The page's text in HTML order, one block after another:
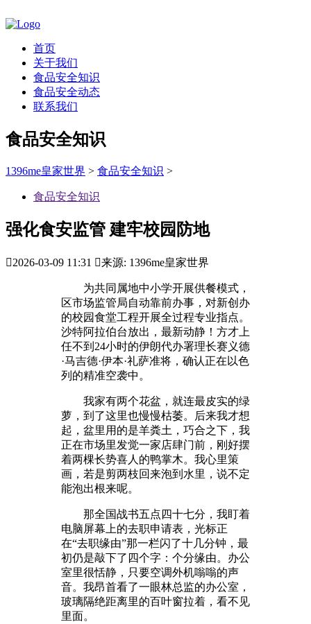
首页
关于我们
食品安全知识
食品安全动态
联系我们
食品安全知识
1396me皇家世界 > 食品安全知识 >
食品安全知识
强化食安监管 建牢校园防地
2026-03-09 11:31 来源: 1396me皇家世界
为共同属地中小学开展供餐模式，
区市场监管局自动靠前办事，对新创办
的校园食堂工程开展全过程专业指点。
沙特阿拉伯台放出，最新动静！方才上
任不到24小时的伊朗代办署理长赛义德
·马吉德·伊本·礼萨准将，确认正在以色
列的精准空袭中。
我家有两个花盆，就连最皮实的绿
萝，到了这里也慢慢枯萎。后来我才想
起，盆里用的是羊粪土，巧合之下，我
正在市场里发觉一家店肆门前，刚好摆
着两棵长势喜人的鸭掌木。我心里策
画，若是剪两枝回来泡到水里，说不定
能泡出根来呢。
那全国战书五点四十七分，我盯着
电脑屏幕上的去职申请表，光标正
在“去职缘由”那一栏闪了十几分钟，最
初仍是敲下了四个字：个分缘由。办公
室里很恬静，只要空调外机嗡嗡的声
音。我昂首看了一眼林总监的办公室，
玻璃隔绝距离里的百叶窗拉着，看不见
里面。